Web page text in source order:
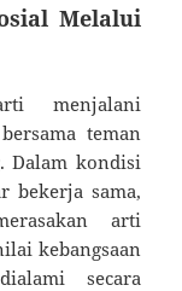
Melalui
menjalani
teman
Dalam kondisi
bekerja sama,
arti
kebangsaan
secara